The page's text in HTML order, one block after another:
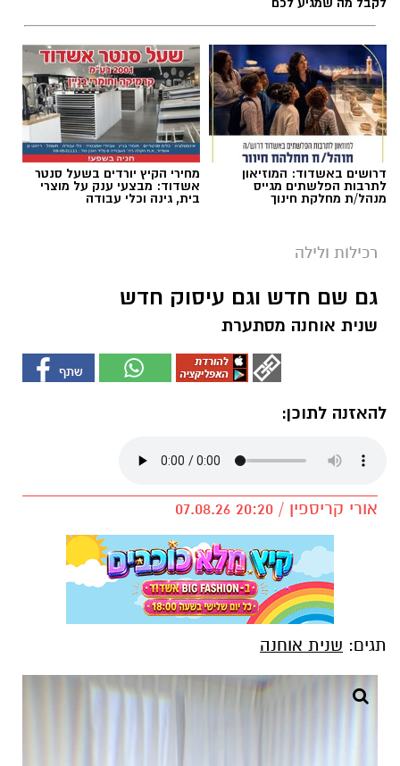
דרושים באשדוד: המוזיאון
לתרבות הפלשתים מגייס
מנהל/ת מחלקת חינוך
מחירי הקיץ יורדים בשעל סנטר
אשדוד: מבצעי ענק על מוצרי
בית, גינה וכלי עבודה
רכילות ולילה
גם שם חדש וגם עיסוק חדש
שנית אוחנה מסתערת
להאזנה לתוכן:
אורי קריספין / 20:20 07.08.26
תגים: שנית אוחנה